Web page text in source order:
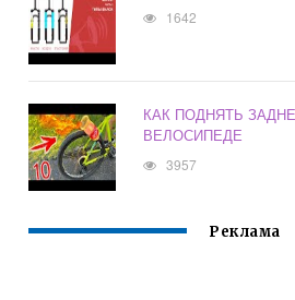
1642
КАК ПОДНЯТЬ
ВЕЛОСИПЕДЕ
3957
Реклама